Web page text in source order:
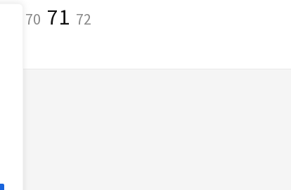
SeiteSeite
70 Seite
71 Seite
72